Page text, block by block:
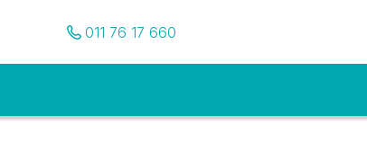
Pozovite nas
011 76 17 660